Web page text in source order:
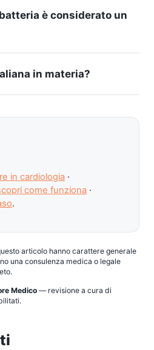
è considerato un
in materia?
in cardiologia ·
come funziona ·
.
articolo hanno carattere generale
una consulenza medica o legale
Medico — revisione a cura di